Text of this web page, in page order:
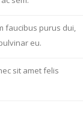
faucibus purus dui,
eu.
sit amet felis